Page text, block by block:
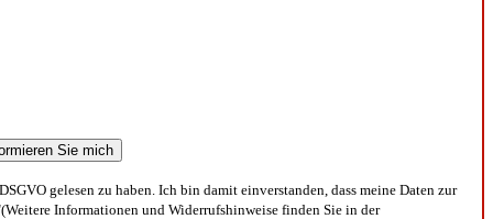
gelesen zu haben. Ich bin damit einverstanden, dass meine Daten zur
Informationen und Widerrufshinweise finden Sie in der